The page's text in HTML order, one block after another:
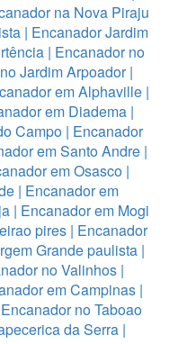
na Nova Piraju
| Encanador Jardim
| Encanador no
Jardim Arpoador|
em Alphaville |
em Diadema|
Campo | Encanador
em Santo Andre |
em Osasco |
| Encanador em
| Encanador em Mogi
pires | Encanador
Grande paulista |
no Valinhos |
em Campinas |
Encanador no Taboao
da Serra |